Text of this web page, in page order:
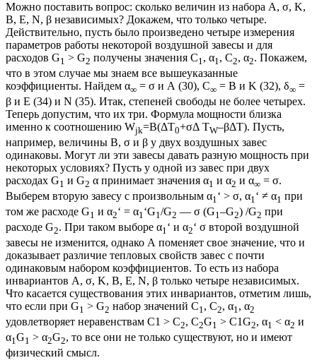
Можно поставить вопрос: сколько величин из набора A, σ, K,
B, E, N, β независимых? Докажем, что только четыре.
Действительно, пусть было произведено четыре измерения
параметров работы некоторой воздушной завесы и для
расходов G1 > G2 получены значения С1, α1, C2, α2. Покажем,
что в этом случае мы знаем все вышеуказанные
коэффициенты. Найдем α∞ = σ и A (30), С∞ = В и K (32), δ∞ =
β и E (34) и N (35). Итак, степеней свободы не более четырех.
Теперь допустим, что их три. Формула мощности близка
именно к соотношению Wjk=B(ΔT0+σΔ ТW–βΔT). Пусть,
например, величины B, σ и β у двух воздушных завес
одинаковы. Могут ли эти завесы давать разную мощность при
некоторых условиях? Пусть у одной из завес при двух
расходах G1 и G2 α принимает значения α1 и α2 и α∞ = σ.
Выберем вторую завесу с произвольным α1‘ > σ, α1‘ ≠ α1 при
том же расходе G1 и α2‘ = α1‘G1/G2 — σ (G1–G2) /G2 при
расходе G2. При таком выборе α1‘ и α2‘ σ второй воздушной
завесы не изменится, однако A поменяет свое значение, что и
доказывает различие тепловых свойств завес с почти
одинаковым набором коэффициентов. То есть из набора
инвариантов A, σ, K, B, E, N, β только четыре независимых.
Что касается существования этих инвариантов, отметим лишь,
что если при G1 > G2 набор значений С1, С2, α1, α2
удовлетворяет неравенствам C1 > C2, C2G1 > C1G2, α1 < α2 и
α1G1 > α2G2, то все они не только существуют, но и имеют
физический смысл.